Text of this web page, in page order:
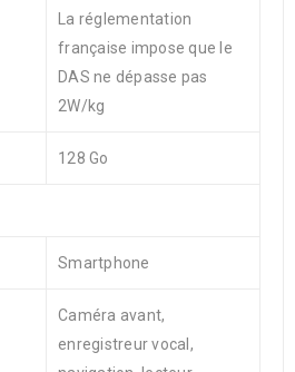
La réglementation
française impose que le
DAS ne dépasse pas
2W/kg
128 Go
Smartphone
Caméra avant,
enregistreur vocal,